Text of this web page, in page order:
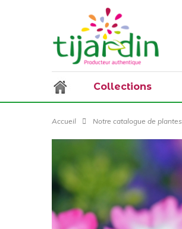
Collections
Accueil Notre catalogue de plantes